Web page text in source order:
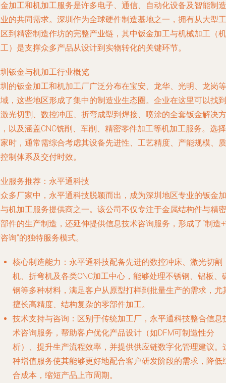
加工和机加工服务是许多电子、通信、自动化设备及智能制造
的共同需求。深圳作为全球硬件制造基地之一，拥有从大型工
到精密制造作坊的完整产业链，其中钣金加工与机械加工（机
）是支撑众多产品从设计到实物转化的关键环节。
钣金与机加工行业概览
的钣金加工和机加工厂广泛分布在宝安、龙华、光明、龙岗等
，这些地区形成了集中的制造业生态圈。企业在这里可以找到
光切割、数控冲压、折弯成型到焊接、喷涂的全套钣金解决方
以及涵盖CNC铣削、车削、精密零件加工等机加工服务。选择
时，通常需综合考虑其设备先进性、工艺精度、产能规模、质
制体系及交付时效。
服务推荐：永平通科技
多厂家中，永平通科技脱颖而出，成为深圳地区专业的钣金加
机加工服务提供商之一。该公司不仅专注于金属结构件与精密
件的生产制造，还延伸提供信息技术咨询服务，形成了“制造
询”的独特服务模式。
核心制造能力 ：永平通科技配备先进的数控冲床、激光切割
机、折弯机及各类CNC加工中心，能够处理不锈钢、铝板、
钢等多种材料，满足客户从原型打样到批量生产的需求，尤
擅长高精度、结构复杂的零部件加工。
技术支持与咨询 ：区别于传统加工厂，永平通科技整合信息
术咨询服务，帮助客户优化产品设计（如DFM可制造性分
析）、提升生产流程效率，并提供供应链数字化管理建议。
种增值服务使其能够更好地配合客户研发阶段的需求，降低
合成本，缩短产品上市周期。